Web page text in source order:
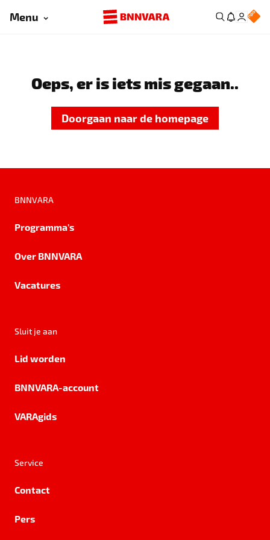
Menu
Oeps, er is iets mis gegaan..
Doorgaan naar de homepage
BNNVARA
Programma's
Over BNNVARA
Vacatures
Sluit je aan
Lid worden
BNNVARA-account
VARAgids
Service
Contact
Pers